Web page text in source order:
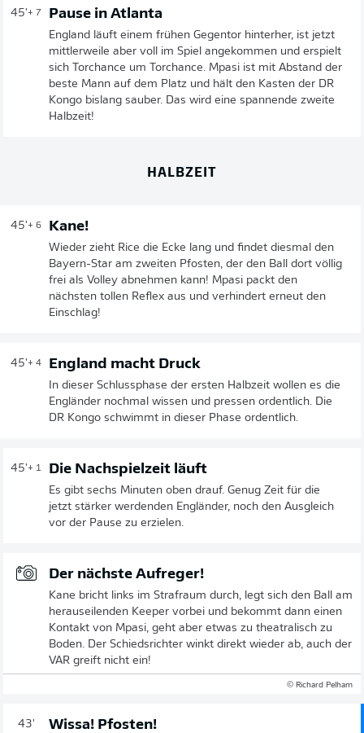
45'+ 7 Pause in Atlanta
England läuft einem frühen Gegentor hinterher, ist jetzt
mittlerweile aber voll im Spiel angekommen und erspielt
sich Torchance um Torchance. Mpasi ist mit Abstand der
beste Mann auf dem Platz und hält den Kasten der DR
Kongo bislang sauber. Das wird eine spannende zweite
Halbzeit!
HALBZEIT
45'+ 6 Kane!
Wieder zieht Rice die Ecke lang und findet diesmal den
Bayern-Star am zweiten Pfosten, der den Ball dort völlig
frei als Volley abnehmen kann! Mpasi packt den
nächsten tollen Reflex aus und verhindert erneut den
Einschlag!
45'+ 4 England macht Druck
In dieser Schlussphase der ersten Halbzeit wollen es die
Engländer nochmal wissen und pressen ordentlich. Die
DR Kongo schwimmt in dieser Phase ordentlich.
45'+ 1 Die Nachspielzeit läuft
Es gibt sechs Minuten oben drauf. Genug Zeit für die
jetzt stärker werdenden Engländer, noch den Ausgleich
vor der Pause zu erzielen.
Der nächste Aufreger!
Kane bricht links im Strafraum durch, legt sich den Ball am
herauseilenden Keeper vorbei und bekommt dann einen
Kontakt von Mpasi, geht aber etwas zu theatralisch zu
Boden. Der Schiedsrichter winkt direkt wieder ab, auch der
VAR greift nicht ein!
© Richard Pelham
43' Wissa! Pfosten!